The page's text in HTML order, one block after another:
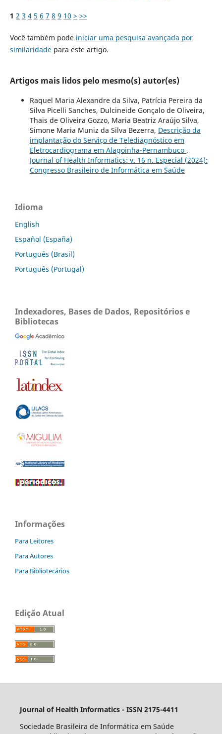
1 2 3 4 5 6 7 8 9 10 > >>
Você também pode iniciar uma pesquisa avançada por
similaridadepara este artigo.
Artigos mais lidos pelo mesmo(s) autor(es)
Raquel Maria Alexandre da Silva, Patrícia Pereira da
Silva Picelli Sanches, Dulcineide Gonçalo de Oliveira,
Thais de Oliveira Gozzo, Maria Beatriz Araújo Silva,
Simone Maria Muniz da Silva Bezerra, Descrição da
implantação do Serviço de Telediagnóstico em
Eletrocardiograma em Alagoinha-Pernambuco ,
Journal of Health Informatics: v. 16 n. Especial (2024):
Congresso Brasileiro de Informática em Saúde
Idioma
English
Español (España)
Português (Brasil)
Português (Portugal)
Indexadores, Bases de Dados, Repositórios e
Bibliotecas
Informações
Para Leitores
Para Autores
Para Bibliotecários
Edição Atual
Journal of Health Informatics - ISSN 2175-4411
Sociedade Brasileira de Informática em Saúde